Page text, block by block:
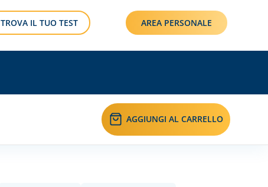
TROVA IL TUO TEST AREA PERSONALE
AGGIUNGI AL CARRELLO